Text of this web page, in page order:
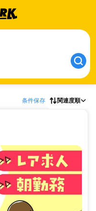
条件保存 関連度順